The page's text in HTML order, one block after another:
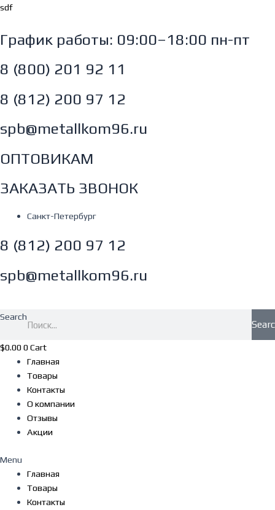
Перейти
содержимому
sdf
График работы: 09:00–18:00 пн-пт
8 (800) 201 92 11
8 (812) 200 97 12
spb@metallkom96.ru
ОПТОВИКАМ
ЗАКАЗАТЬ ЗВОНОК
Санкт-Петербург
8 (812) 200 97 12
spb@metallkom96.ru
Search
$0.00 0 Cart
Главная
Товары
Контакты
О компании
Отзывы
Акции
Menu
Главная
Товары
Контакты